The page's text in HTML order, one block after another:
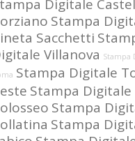
Digitale Castel
Stampa
Sacchetti
Villanova Stampa
Stampa Digitale
Stampa Digitale
Stampa
Stampa